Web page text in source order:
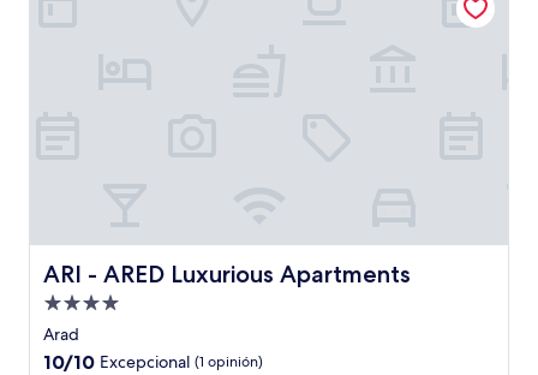
ARI - ARED Luxurious Apartments
ARI - ARED Luxurious Apartments
Propiedad
de
4.0
Arad
10.0
10/10 Excepcional (1 opinión)